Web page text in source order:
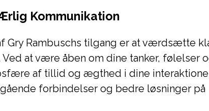
Kommunikation
Gry Rambuschs tilgang er at værdsætte
at være åben om dine tanker, følelser
af tillid og ægthed i dine
forbindelser og bedre løsninger på